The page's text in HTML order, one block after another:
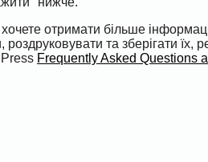
отримати більше
та зберігати їх,
Frequently Asked Questions